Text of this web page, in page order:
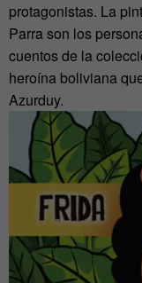
protagonistas. La
Parra son los
cuentos de la
heroína boliviana
Azurduy.